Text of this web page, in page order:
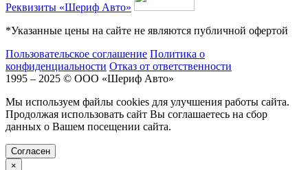
Реквизиты «Шериф Авто»
*Указанные цены на сайте не являются публичной офертой
Пользовательское соглашение Политика о
конфиденциальности Отказ от ответственности
1995 – 2025 © ООО «Шериф Авто»
Мы используем файлы cookies для улучшения работы сайта.
Продолжая использовать сайт Вы соглашаетесь на сбор
данных о Вашем посещении сайта.
Cогласен
×